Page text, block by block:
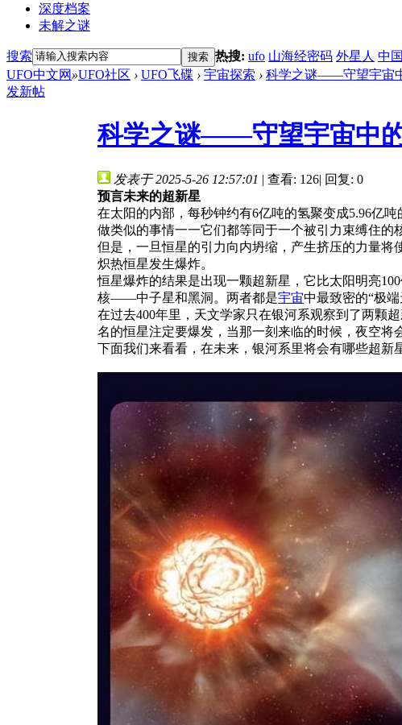
深度档案
未解之谜
搜索 搜索 热搜: ufo 山海经密码 外星人 中
UFO中文网 »UFO社区 › UFO飞碟 › 宇宙探索 › 科学之谜——守望宇宙
发新帖
科学之谜——守望宇宙中
发表于 2025-5-26 12:57:01 | 查看: 126| 回复: 0
预言未来的超新星
在太阳的内部，每秒钟约有6亿吨的氢聚变成5.96亿
做类似的事情一一它们都等同于一个被引力束缚住的
但是，一旦恒星的引力向内坍缩，产生挤压的力量
炽热恒星发生爆炸。
恒星爆炸的结果是出现一颗超新星，它比太阳明亮
核——中子星和黑洞。两者都是宇宙中最致密的“极
在过去400年里，天文学家只在银河系观察到了两颗
名的恒星注定要爆发，当那一刻来临的时候，夜空将
下面我们来看看，在未来，银河系里将会有哪些超新